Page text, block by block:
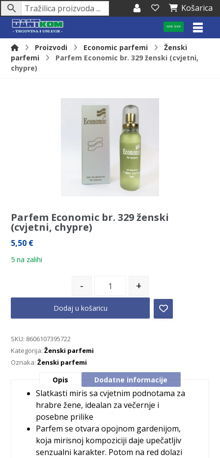
Košarica
WEB SHOP
Proizvodi Economic parfemi
Ženski
parfemi
Parfem Economic br. 329 ženski (cvjetni,
chypre)
Parfem Economic br. 329 ženski
(cvjetni, chypre)
5,50 €
5 na zalihi
- +
Dodaj u košaricu
SKU: 8606107395722
Kategorija:Ženski parfemi
Oznaka:Ženski parfemi
Opis Dodatne informacije
Slatkasti miris sa cvjetnim podnotama za
hrabre žene, idealan za večernje i
posebne prilike
Parfem se otvara opojnom gardenijom,
koja mirisnoj kompoziciji daje upečatljiv
senzualni karakter. Potom na red dolazi